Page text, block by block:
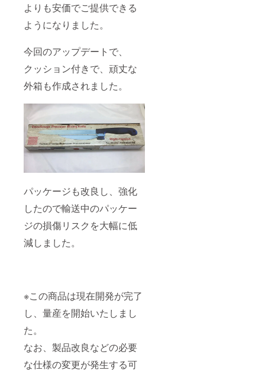
よりも安価でご提供できる
ようになりました。
今回のアップデートで、
クッション付きで、頑丈な
外箱も作成されました。
パッケージも改良し、強化
したので輸送中のパッケー
ジの損傷リスクを大幅に低
減しました。
※この商品は現在開発が完了
し、量産を開始いたしまし
た。
なお、製品改良などの必要
な仕様の変更が発生する可